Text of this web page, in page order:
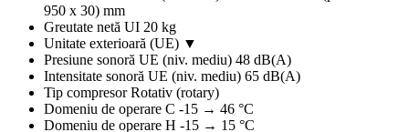
950 x 30) mm
Greutate netă UI 20 kg
Unitate exterioară (UE) ▼
Presiune sonoră UE (niv. mediu) 48 dB(A)
Intensitate sonoră UE (niv. mediu) 65 dB(A)
Tip compresorRotativ (rotary)
Domeniu de operare C -15 → 46 °C
Domeniu de operare H -15 → 15 °C